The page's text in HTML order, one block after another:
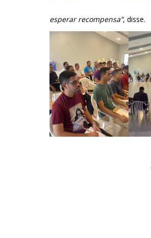
esperar recompensa”, disse.